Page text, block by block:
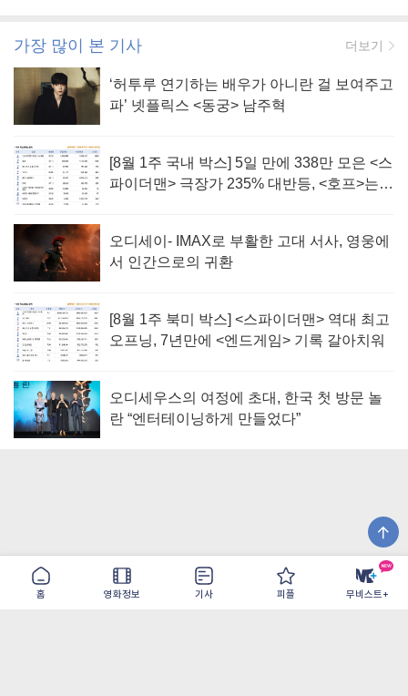
홈 영화정보 기사 피플 무비스트+
가장 많이 본 기사 더보기
‘허투루 연기하는 배우가 아니란 걸 보여주고
파’ 넷플릭스 <동궁> 남주혁
[8월 1주 국내 박스] 5일 만에 338만 모은 <스
파이더맨> 극장가 235% 대반등, <호프>는
오디세이- IMAX로 부활한 고대 서사, 영웅에
서 인간으로의 귀환
[8월 1주 북미 박스] <스파이더맨> 역대 최고
오프닝, 7년만에 <엔드게임> 기록 갈아치워
오디세우스의 여정에 초대, 한국 첫 방문 놀
란 “엔터테이닝하게 만들었다”